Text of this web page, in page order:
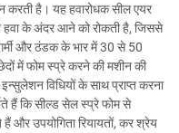
करती है। यह हवारोधक सील एयर
हवा के अंदर आने को रोकती है, जिससे
और ठंडक के भार में 30 से 50
में फोम स्प्रे करने की मशीन की
विधियों के साथ प्राप्त करना
हैं कि सील्ड सेल स्प्रे फोम से
और उपयोगिता रियायतों, कर श्रेय